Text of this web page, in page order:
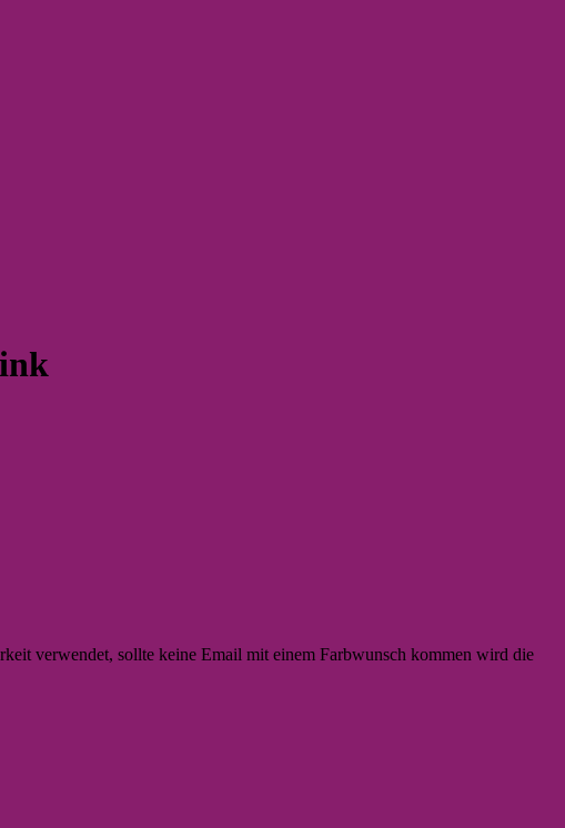
verwendet, sollte keine Email mit einem Farbwunsch kommen wird die